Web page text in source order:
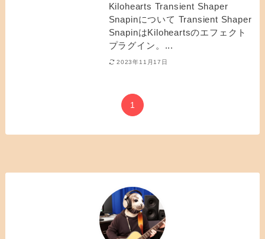
Kilohearts Transient Shaper
Snapinについて Transient Shaper
SnapinはKiloheartsのエフェクト
プラグイン。...
2023年11月17日
1